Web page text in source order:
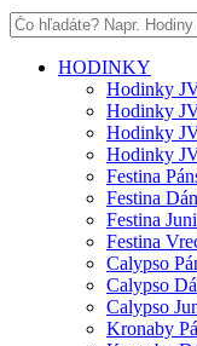
HODINKY
Hodinky
Hodinky
Hodinky
Hodinky
Festina
Festina
Festina
Festina
Calypso
Calypso
Calypso
Kronaby